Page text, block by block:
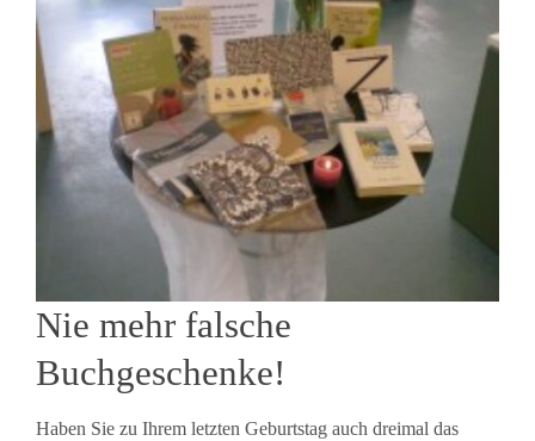
Nie mehr falsche
Buchgeschenke!
Haben Sie zu Ihrem letzten Geburtstag auch dreimal das